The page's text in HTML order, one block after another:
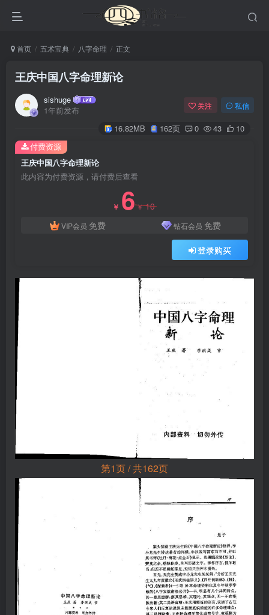
首页 五术宝典 八字命理 正文
王庆中国八字命理新论
sishuge
1年前发布
关注 私信
16.82MB 162页 0 43 10
王庆中国八字命理新论
此内容为付费资源，请付费后查看
￥ 6￥10
VIP会员 免费 钻石会员 免费
登录购买
付费资源
第1页 / 共162页